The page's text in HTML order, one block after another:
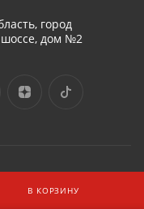
В КОРЗИНУ
город
дом №2
ООО